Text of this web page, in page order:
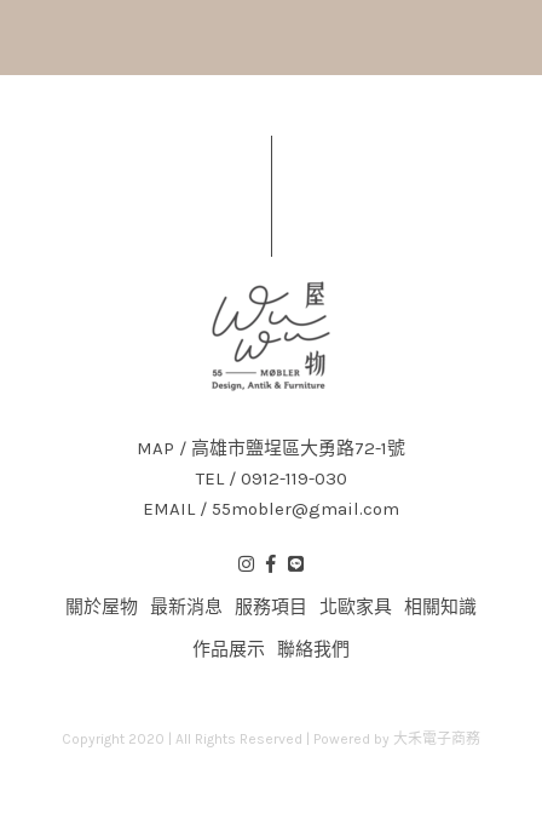
MAP / 高雄市鹽埕區大勇路72-1號
TEL / 0912-119-030
EMAIL / 55mobler@gmail.com
關於屋物 最新消息 服務項目 北歐家具 相關知識
作品展示
聯絡我們
Copyright 2020 | All Rights Reserved | Powered by 大禾電子商務